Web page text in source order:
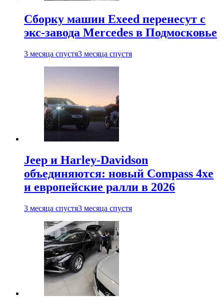
Сборку машин Exeed перенесут с
экс-завода Mercedes в Подмосковье
3 месяца спустя3 месяца спустя
Jeep и Harley-Davidson
объединяются: новый Compass 4xe
и европейские ралли в 2026
3 месяца спустя3 месяца спустя